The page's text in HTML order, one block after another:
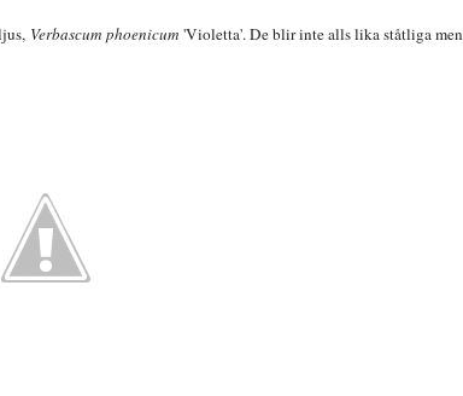
Verbascum phoenicum 'Violetta'. De blir inte alls lika ståtliga men